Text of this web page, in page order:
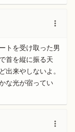
トを受け取った男
首を縦に振る天
出来やしないよ。
な光が宿ってい